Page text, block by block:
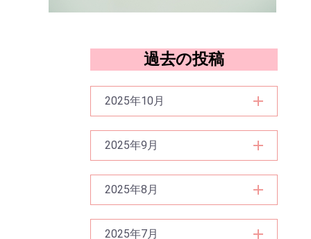
過去の投稿
2025年10月
2025年9月
2025年8月
2025年7月